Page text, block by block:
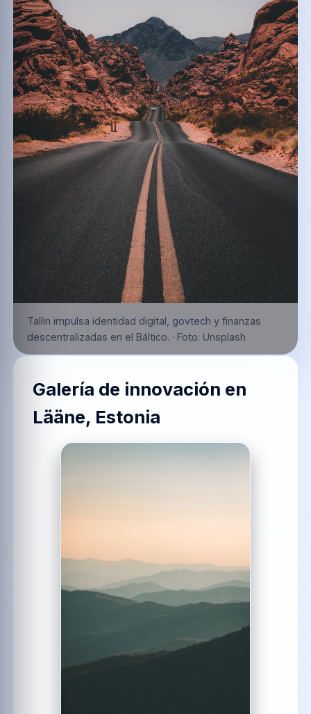
Tallin impulsa identidad digital, govtech y finanzas
descentralizadas en el Báltico. · Foto: Unsplash
Galería de innovación en
Lääne, Estonia